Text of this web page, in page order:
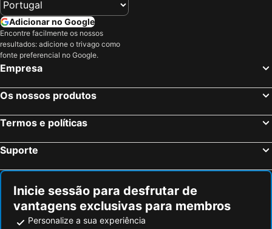
Adicionar no Google
Encontre facilmente os nossos
resultados: adicione o trivago como
fonte preferencial no Google.
Empresa
Os nossos produtos
Termos e políticas
Suporte
Inicie sessão para desfrutar de
vantagens exclusivas para membros
Personalize a sua experiência